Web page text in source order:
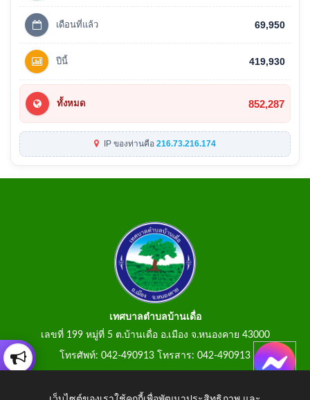
เดือนที่แล้ว 69,950
ปีนี้ 419,930
ทั้งหมด 852,287
IP ของท่านคือ 216.73.216.174
เทศบาลตำบลบ้านเดื่อ
เลขที่ 199 หมู่ที่ 5 ต.บ้านเดื่อ อ.เมือง จ.หนองคาย 43000
โทรศัพท์: 042-490913 โทรสาร: 042-490913